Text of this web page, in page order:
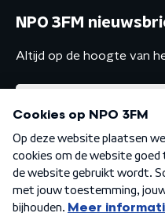
NPO 3FM
Altijd op de hoogte van
Algemene voorwaarden